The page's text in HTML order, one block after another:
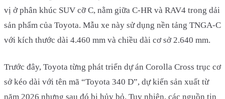
vị ở phân khúc SUV cỡ C, nằm giữa C-HR và RAV4 trong dải
sản phẩm của Toyota. Mẫu xe này sử dụng nền tảng TNGA-C
với kích thước dài 4.460 mm và chiều dài cơ sở 2.640 mm.
Trước đây, Toyota từng phát triển dự án Corolla Cross trục cơ
sở kéo dài với tên mã “Toyota 340 D”, dự kiến sản xuất từ
năm 2026 nhưng sau đó bị hủy bỏ. Tuy nhiên, các nguồn tin